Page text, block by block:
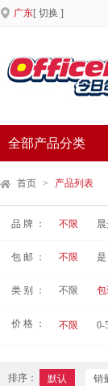
广东[ 切换 ]
全部产品分类
首页 > 产品列表
品 牌 ： 不限
包 邮 ： 不限 是
类 别 ： 不限
价 格 ： 不限 0-
排序： 默认 销